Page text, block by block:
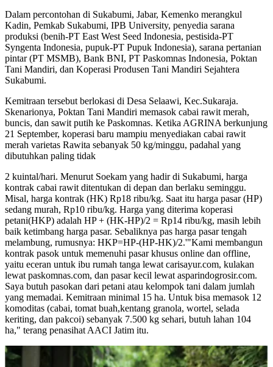
Dalam percontohan di Sukabumi, Jabar, Kemenko merangkul
Kadin, Pemkab Sukabumi, IPB University, penyedia sarana
produksi (benih-PT East West Seed Indonesia, pestisida-PT
Syngenta Indonesia, pupuk-PT Pupuk Indonesia), sarana pertanian
pintar (PT MSMB), Bank BNI, PT Paskomnas Indonesia, Poktan
Tani Mandiri, dan Koperasi Produsen Tani Mandiri Sejahtera
Sukabumi.
Kemitraan tersebut berlokasi di Desa Selaawi, Kec.Sukaraja.
Skenarionya, Poktan Tani Mandiri memasok cabai rawit merah,
buncis, dan sawit putih ke Paskomnas. Ketika AGRINA berkunjung
21 September, koperasi baru mampiu menyediakan cabai rawit
merah varietas Rawita sebanyak 50 kg/minggu, padahal yang
dibutuhkan paling tidak
2 kuintal/hari. Menurut Soekam yang hadir di Sukabumi, harga
kontrak cabai rawit ditentukan di depan dan berlaku seminggu.
Misal, harga kontrak (HK) Rp18 ribu/kg. Saat itu harga pasar (HP)
sedang murah, Rp10 ribu/kg. Harga yang diterima koperasi
petani(HKP) adalah HP + (HK-HP)/2 = Rp14 ribu/kg, masih lebih
baik ketimbang harga pasar. Sebaliknya pas harga pasar tengah
melambung, rumusnya: HKP=HP-(HP-HK)/2.'"Kami membangun
kontrak pasok untuk memenuhi pasar khusus online dan offline,
yaitu eceran untuk ibu rumah tanga lewat carisayur.com, kulakan
lewat paskomnas.com, dan pasar kecil lewat asparindogrosir.com.
Saya butuh pasokan dari petani atau kelompok tani dalam jumlah
yang memadai. Kemitraan minimal 15 ha. Untuk bisa memasok 12
komoditas (cabai, tomat buah,kentang granola, wortel, selada
keriting, dan pakcoi) sebanyak 7.500 kg sehari, butuh lahan 104
ha," terang penasihat AACI Jatim itu.